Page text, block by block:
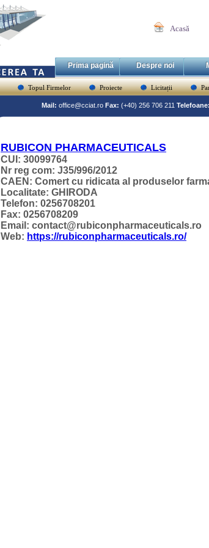
Acasă
Prima pagină Despre noi
Topul Firmelor Proiecte Licitații
Mail: office@cciat.ro Fax: (+40) 256 706 211 Telefoane:
RUBICON PHARMACEUTICALS
CUI: 30099764
Nr reg com: J35/996/2012
CAEN: Comert cu ridicata al produselor
Localitate: GHIRODA
Telefon: 0256708201
Fax: 0256708209
Email: contact@rubiconpharmaceuticals.ro
Web: https://rubiconpharmaceuticals.ro/